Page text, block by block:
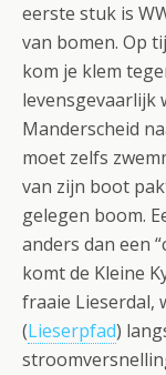
eerste stuk is
van bomen. Op
kom je klem
levensgevaarlijk
Manderscheid
moet zelfs
van zijn boot
gelegen boom.
anders dan een
komt de Kleine
fraaie Lieserdal,
(Lieserpfad)